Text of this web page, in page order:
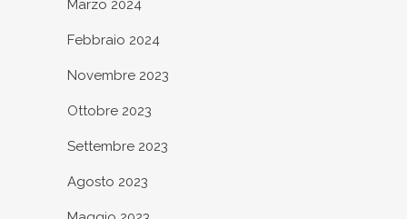
Marzo 2024
Febbraio 2024
Novembre 2023
Ottobre 2023
Settembre 2023
Agosto 2023